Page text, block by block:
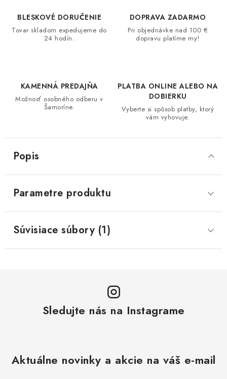
BLESKOVÉ DORUČENIE
Tovar skladom expedujeme do
24 hodín.
DOPRAVA ZADARMO
Pri objednávke nad 100 €
dopravu platíme my!
KAMENNÁ PREDAJŇA
Možnosť osobného odberu v
Šamoríne.
PLATBA ONLINE ALEBO NA
DOBIERKU
Vyberte si spôsob platby, ktorý
vám vyhovuje.
Popis
Parametre produktu
Súvisiace súbory (1)
Sledujte nás na Instagrame
Aktuálne novinky a akcie na váš e-mail